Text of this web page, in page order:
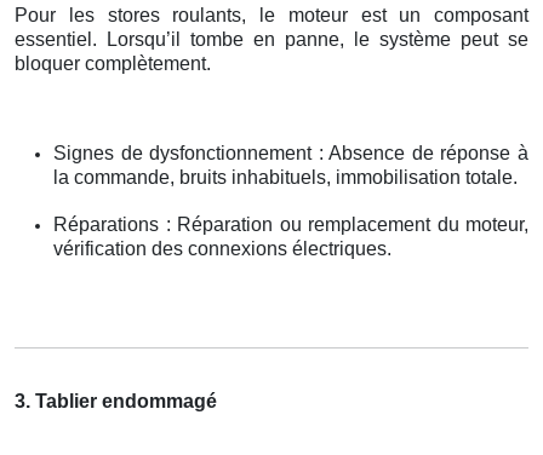
Pour les stores roulants, le moteur est un composant
essentiel. Lorsqu’il tombe en panne, le système peut se
bloquer complètement.
Signes de dysfonctionnement : Absence de réponse à
la commande, bruits inhabituels, immobilisation totale.
Réparations : Réparation ou remplacement du moteur,
vérification des connexions électriques.
3. Tablier endommagé